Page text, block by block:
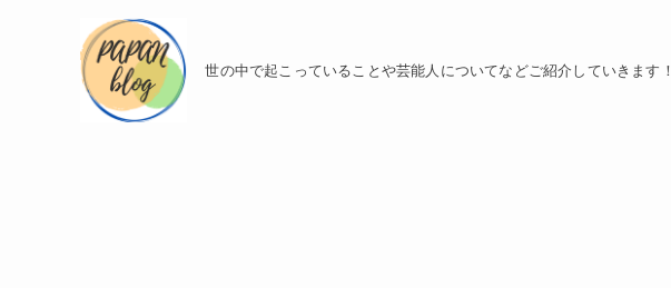
世の中で起こっていることや芸能人についてなどご紹介していきます！